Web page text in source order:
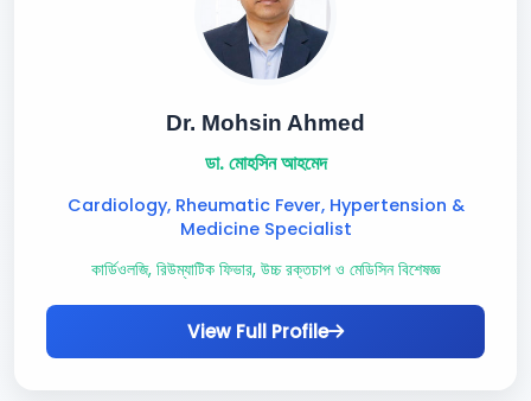
Dr. Mohsin Ahmed
ডা. মোহসিন আহমেদ
Cardiology, Rheumatic Fever, Hypertension &
Medicine Specialist
কার্ডিওলজি, রিউম্যাটিক ফিভার, উচ্চ রক্তচাপ ও মেডিসিন বিশেষজ্ঞ
View Full Profile